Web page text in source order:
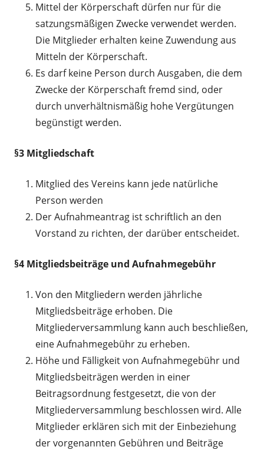
Mittel der Körperschaft dürfen nur für die
satzungsmäßigen Zwecke verwendet werden.
Die Mitglieder erhalten keine Zuwendung aus
Mitteln der Körperschaft.
Es darf keine Person durch Ausgaben, die dem
Zwecke der Körperschaft fremd sind, oder
durch unverhältnismäßig hohe Vergütungen
begünstigt werden.
§3 Mitgliedschaft
Mitglied des Vereins kann jede natürliche
Person werden
Der Aufnahmeantrag ist schriftlich an den
Vorstand zu richten, der darüber entscheidet.
§4 Mitgliedsbeiträge und Aufnahmegebühr
Von den Mitgliedern werden jährliche
Mitgliedsbeiträge erhoben. Die
Mitgliederversammlung kann auch beschließen,
eine Aufnahmegebühr zu erheben.
Höhe und Fälligkeit von Aufnahmegebühr und
Mitgliedsbeiträgen werden in einer
Beitragsordnung festgesetzt, die von der
Mitgliederversammlung beschlossen wird. Alle
Mitglieder erklären sich mit der Einbeziehung
der vorgenannten Gebühren und Beiträge